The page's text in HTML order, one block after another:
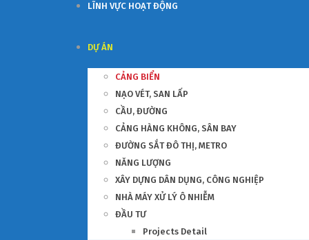
LĨNH VỰC HOẠT ĐỘNG
DỰ ÁN
CẢNG BIỂN
NẠO VÉT, SAN LẤP
CẦU, ĐƯỜNG
CẢNG HÀNG KHÔNG, SÂN BAY
ĐƯỜNG SẮT ĐÔ THỊ, METRO
NĂNG LƯỢNG
XÂY DỰNG DÂN DỤNG, CÔNG NGHIỆP
NHÀ MÁY XỬ LÝ Ô NHIỄM
ĐẦU TƯ
Projects Detail